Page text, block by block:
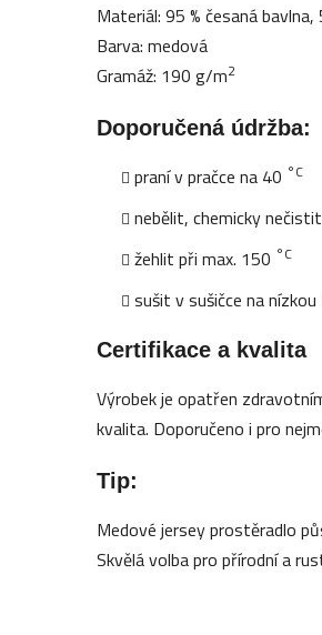
Materiál: 95 % česaná bavlna,
Barva: medová
Gramáž: 190 g/m2
Doporučená údržba:
praní v pračce na 40 °C
nebělit, chemicky nečistit
žehlit při max. 150 °C
sušit v sušičce na
Certifikace a kvalita
Výrobek je opatřen
kvalita. Doporučeno i pro
Tip:
Medové jersey prostěradlo
Skvělá volba pro přírodní a